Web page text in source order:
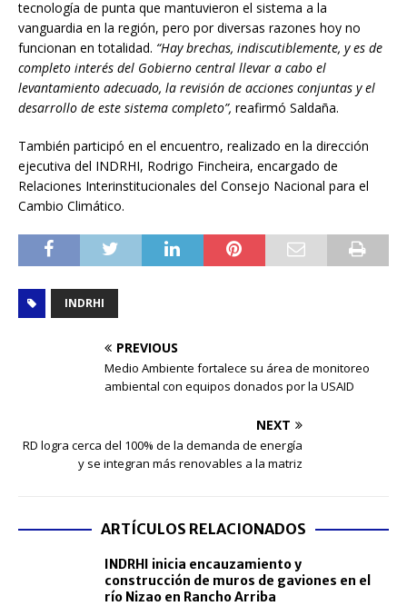
tecnología de punta que mantuvieron el sistema a la
vanguardia en la región, pero por diversas razones hoy no
funcionan en totalidad. “Hay brechas, indiscutiblemente, y es de
completo interés del Gobierno central llevar a cabo el
levantamiento adecuado, la revisión de acciones conjuntas y el
desarrollo de este sistema completo”, reafirmó Saldaña.
También participó en el encuentro, realizado en la dirección
ejecutiva del INDRHI, Rodrigo Fincheira, encargado de
Relaciones Interinstitucionales del Consejo Nacional para el
Cambio Climático.
INDRHI
PREVIOUS
Medio Ambiente fortalece su área de monitoreo
ambiental con equipos donados por la USAID
NEXT
RD logra cerca del 100% de la demanda de energía
y se integran más renovables a la matriz
ARTÍCULOS RELACIONADOS
INDRHI inicia encauzamiento y
construcción de muros de gaviones en el
río Nizao en Rancho Arriba